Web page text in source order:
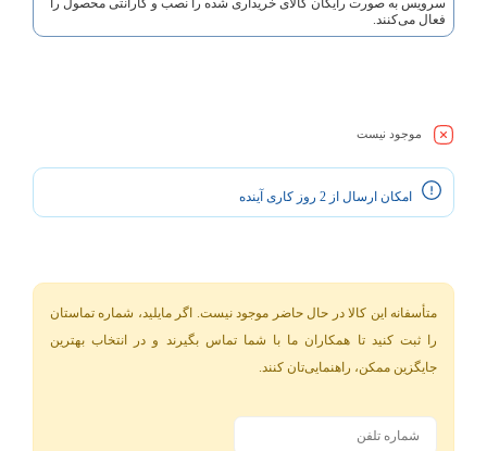
سرویس به صورت رایگان کالای خریداری شده را نصب و گارانتی محصول را
فعال می‌کنند.
موجود نیست
امکان ارسال از 2 روز کاری آینده
متأسفانه این کالا در حال حاضر موجود نیست. اگر مایلید، شماره تماستان
را ثبت کنید تا همکاران ما با شما تماس بگیرند و در انتخاب بهترین
جایگزین ممکن، راهنمایی‌تان کنند.